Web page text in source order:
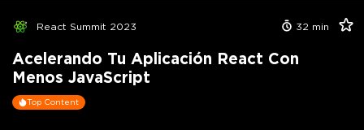
React Summit 2023 32 min
Acelerando Tu Aplicación React Con
Menos JavaScript
Top Content